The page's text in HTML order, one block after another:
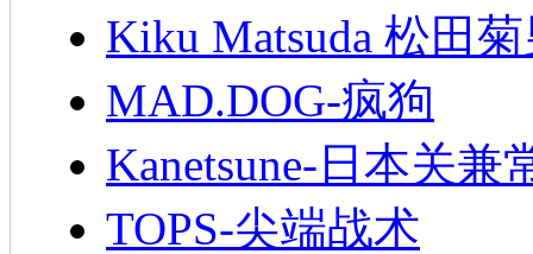
Kiku Matsuda 松田
MAD.DOG-疯狗
Kanetsune-日本关兼
TOPS-尖端战术